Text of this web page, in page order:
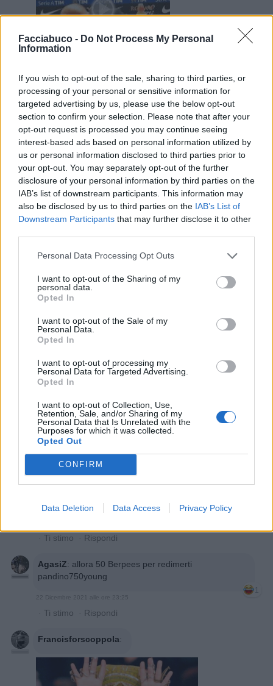
Facciabuco - Do Not Process My Personal
Information
If you wish to opt-out of the sale, sharing to third parties, or
processing of your personal or sensitive information for
targeted advertising by us, please use the below opt-out
section to confirm your selection. Please note that after your
opt-out request is processed you may continue seeing
interest-based ads based on personal information utilized by
us or personal information disclosed to third parties prior to
your opt-out. You may separately opt-out of the further
disclosure of your personal information by third parties on the
IAB’s list of downstream participants. This information may
also be disclosed by us to third parties on the IAB’s List of
Downstream Participants that may further disclose it to other
Personal Data Processing Opt Outs
I want to opt-out of the Sharing of my
personal data.
Opted In
I want to opt-out of the Sale of my
Personal Data.
Opted In
I want to opt-out of processing my
Personal Data for Targeted Advertising.
Opted In
I want to opt-out of Collection, Use,
Retention, Sale, and/or Sharing of my
Personal Data that Is Unrelated with the
Purposes for which it was collected.
Opted Out
CONFIRM
Data Deletion Data Access Privacy Policy
Ti stimo ·
FarangTao
22 Dicembre 2021 alle ore 22:57
· Rispondi
AgasiZ :Maria, io esco .....
22 Dicembre 2021 alle ore 23:12
·Ti stimo
Nogosukinekinoto:
1
·Ti stimo·Rispondi
Pandino750young AgasiZ dove vaiiii. Stai qui 😂
· Ti stimo · Rispondi
AgasiZ: allora 50 Berpees per redimerti
pandino750young
1
22 Dicembre 2021 alle ore 23:25
· Ti stimo · Rispondi
Francisforscoppola: